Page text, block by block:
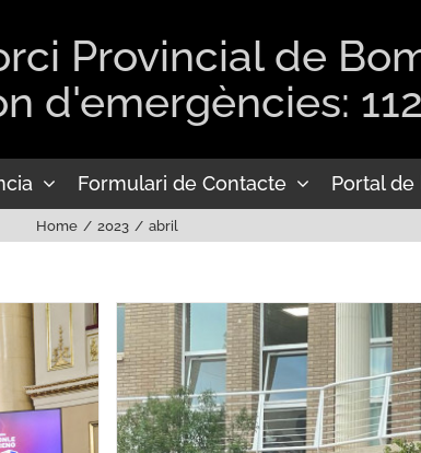
Provincial de
d'emergències: 112
Formulari de Contacte Portal de
Home 2023 abril